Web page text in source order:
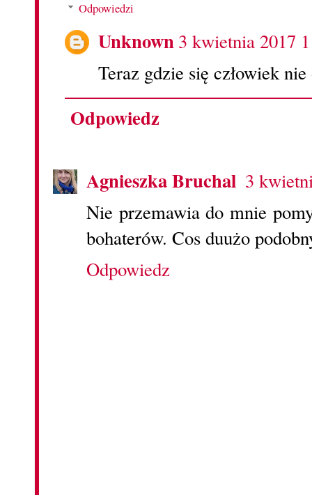
Odpowiedzi
Unknown 3 kwietnia 2017
Teraz gdzie się człowiek
Odpowiedz
Agnieszka Bruchal 3
Nie przemawia do mnie
bohaterów. Cos duużo
Odpowiedz